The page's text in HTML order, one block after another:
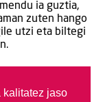
ia guztia,
zuten hango
utzi eta biltegi
kalitatez jaso